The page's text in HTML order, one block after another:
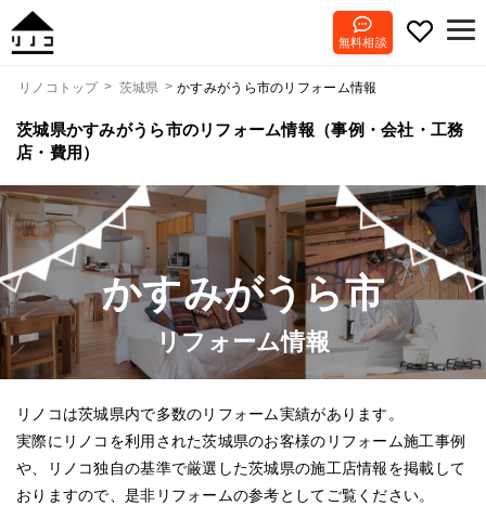
無料相談
リノコトップ 茨城県 かすみがうら市のリフォーム情報
茨城県かすみがうら市のリフォーム情報（事例・会社・工務
店・費用）
かすみがうら市
リフォーム情報
リノコは茨城県内で多数のリフォーム実績があります。
実際にリノコを利用された茨城県のお客様のリフォーム施工事例
や、リノコ独自の基準で厳選した茨城県の施工店情報を掲載して
おりますので、是非リフォームの参考としてご覧ください。